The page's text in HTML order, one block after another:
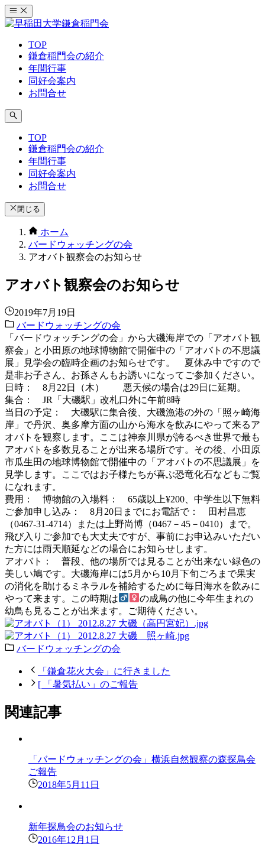
コ
ン
ッ
プ
TOP
鎌倉稲門会の紹介
年間行事
同好会案内
お問合せ
TOP
鎌倉稲門会の紹介
年間行事
同好会案内
お問合せ
閉じる
ホーム
バードウォッチングの会
アオバト観察会のお知らせ
アオバト観察会のお知らせ
2019年7月19日
バードウォッチングの会
「バードウォッチングの会」から大磯海岸での「アオバト観
察会」と小田原の地球博物館で開催中の「アオバトの不思議
展 」
見学会の臨時企画のお知らせです。 夏休み中ですので
是非お子さん、お孫さんもお誘いになってご参加ください。
日時： 8月22日（木） 悪天候の場合は29日に延期。
集合： JR「大磯駅」改札口外に午前8時
当日の予定： 大磯駅に集合後、大磯漁港の外の「照ヶ崎海
岸」で丹沢、奥多摩方面の山から海水を飲みにやって来るア
オバトを観察します。ここは神奈川県が誇るべき世界で最も
アオバトを多数見ることが出来る場所です。その後、小田原
市瓜生田の地球博物館で開催中の「アオバトの不思議展」を
見学します。ここではお子様たちが喜ぶ恐竜化石などもご覧
になれます。
費用： 博物館の入場料： 65歳以上¥200、中学生以下無料
ご参加申し込み： 8月20日までにお電話で： 田村昌恵
（0467‐31‐4714）または上野尚博（0467－45－0410）まで。
飛び入りご参加でも大丈夫ですが、事前にお申込みいただい
た方には雨天順延などの場合にお知らせします。
アオバト： 普段、他の場所では見ることが出来ない緑色の
美しい鳩です。大磯海岸には5月から10月下旬ごろまで果実
の消化を助けるミネラルを補給するために毎日海水を飲みに
やって来ます。この時期は
の成鳥の他に今年生まれの
幼鳥も見ることが出来ます。ご期待ください。
バードウォッチングの会
「鎌倉花火大会」に行きました
[ 「暑気払い」のご報告
関連記事
「バードウォッチングの会」横浜自然観察の森探鳥会
ご報告
2018年5月11日
新年探鳥会のお知らせ
2016年12月1日